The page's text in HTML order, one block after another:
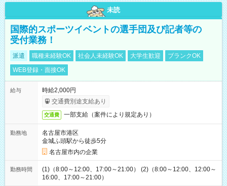
未読
国際的スポーツイベントの選手団及び記者等の
受付業務！
派遣 職種未経験OK 社会人未経験OK 大学生歓迎
ブランクOK
WEB登録・面接OK
給与
時給2,000円
交通費別途支給あり
交通費 一部支給（案件により規定あり）
勤務地
名古屋市港区
金城ふ頭駅から徒歩5分
名古屋市内の企業
勤務時間
(1)（8:00～12:00、17:00～21:00） (2)（8:00～12:00、12:00～
16:00、17:00～21:00）